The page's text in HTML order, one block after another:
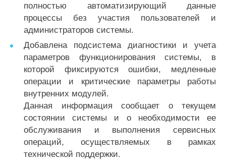
полностью автоматизирующий данные
процессы без участия пользователей и
администраторов системы.
Добавлена подсистема диагностики и учета
параметров функционирования системы, в
которой фиксируются ошибки, медленные
операции и критические параметры работы
внутренних модулей.
Данная информация сообщает о текущем
состоянии системы и о необходимости ее
обслуживания и выполнения сервисных
операций, осуществляемых в рамках
технической поддержки.